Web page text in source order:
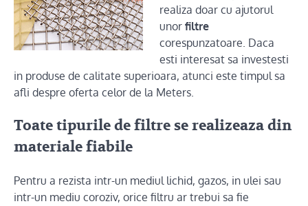
realiza doar cu ajutorul
unor filtre
corespunzatoare. Daca
esti interesat sa investesti
in produse de calitate superioara, atunci este timpul sa
afli despre oferta celor de la Meters.
Toate tipurile de filtre se realizeaza din
materiale fiabile
Pentru a rezista intr-un mediul lichid, gazos, in ulei sau
intr-un mediu coroziv, orice filtru ar trebui sa fie